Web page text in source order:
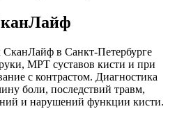
в Санкт-Петербурге
МРТ суставов кисти и при
с контрастом. Диагностика
боли, последствий травм,
и нарушений функции кисти.